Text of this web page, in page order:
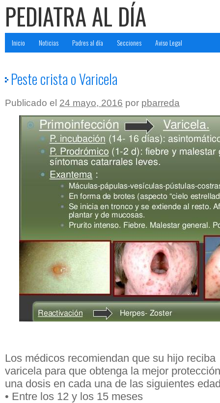
PEDIATRA AL DÍA
Inicio Noticias Padres al día Secciones Aviso Legal
Peste crista o Varicela
Publicado el 24 mayo, 2016 por pbarreda
Los médicos recomiendan que su hijo
varicela para que obtenga la mejor
una dosis en cada una de las siguientes
• Entre los 12 y los 15 meses